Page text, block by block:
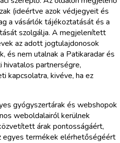
(ideértve azok védjegyeit és
a vásárlók tájékoztatását és a
szolgálja. A megjelenített
az adott jogtulajdonosok
és nem utalnak a Patikaradar és
partnerségre,
kapcsolatra, kivéve, ha ez
gyógyszertárak és webshopok
weboldalairól kerülnek
árak pontosságáért,
egyes termékek elérhetőségéért